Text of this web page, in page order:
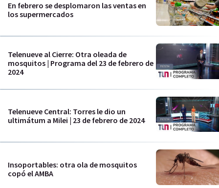
En febrero se desplomaron las ventas en
los supermercados
Telenueve al Cierre: Otra oleada de
mosquitos | Programa del 23 de febrero de
2024
Telenueve Central: Torres le dio un
ultimátum a Milei | 23 de febrero de 2024
Insoportables: otra ola de mosquitos
copó el AMBA